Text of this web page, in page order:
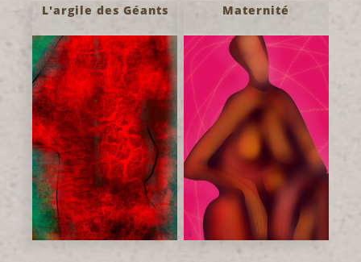
L'argile des Géants Maternité